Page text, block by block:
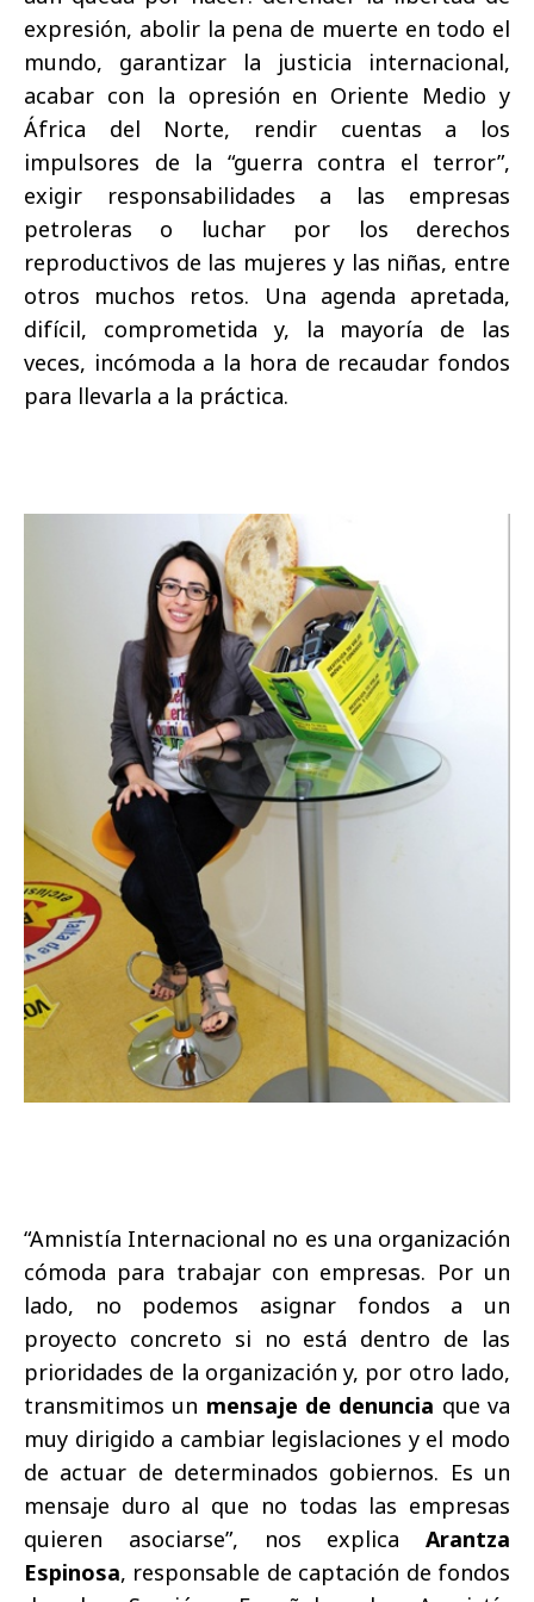
expresión, abolir la pena de muerte en todo el
mundo, garantizar la justicia internacional,
acabar con la opresión en Oriente Medio y
África del Norte, rendir cuentas a los
impulsores de la “guerra contra el terror”,
exigir responsabilidades a las empresas
petroleras o luchar por los derechos
reproductivos de las mujeres y las niñas, entre
otros muchos retos. Una agenda apretada,
difícil, comprometida y, la mayoría de las
veces, incómoda a la hora de recaudar fondos
para llevarla a la práctica.
“Amnistía Internacional no es una organización
cómoda para trabajar con empresas. Por un
lado, no podemos asignar fondos a un
proyecto concreto si no está dentro de las
prioridades de la organización y, por otro lado,
transmitimos un mensaje de denuncia que va
muy dirigido a cambiar legislaciones y el modo
de actuar de determinados gobiernos. Es un
mensaje duro al que no todas las empresas
quieren asociarse”, nos explica Arantza
Espinosa, responsable de captación de fondos